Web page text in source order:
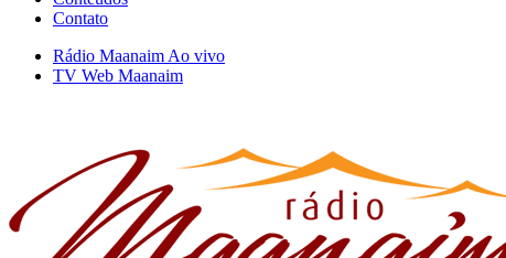
Contato
Rádio Maanaim Ao vivo
TV Web Maanaim